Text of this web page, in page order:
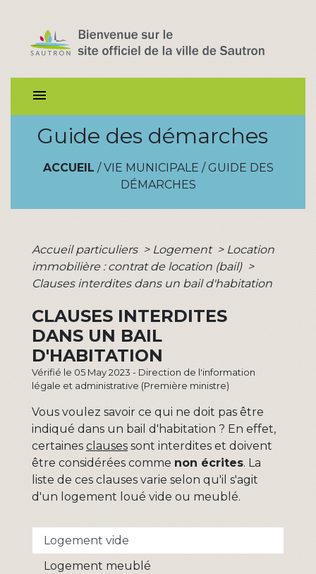
menu
Guide des démarches
ACCUEIL / VIE MUNICIPALE / GUIDE DES
DÉMARCHES
Accueil particuliers > Logement > Location
immobilière : contrat de location (bail) >
Clauses interdites dans un bail d'habitation
CLAUSES INTERDITES
DANS UN BAIL
D'HABITATION
Vérifié le 05 May 2023 - Direction de l'information
légale et administrative (Première ministre)
Vous voulez savoir ce qui ne doit pas être
indiqué dans un bail d'habitation ? En effet,
certaines clauses sont interdites et doivent
être considérées comme non écrites. La
liste de ces clauses varie selon qu'il s'agit
d'un logement loué vide ou meublé.
Logement vide
Logement meublé